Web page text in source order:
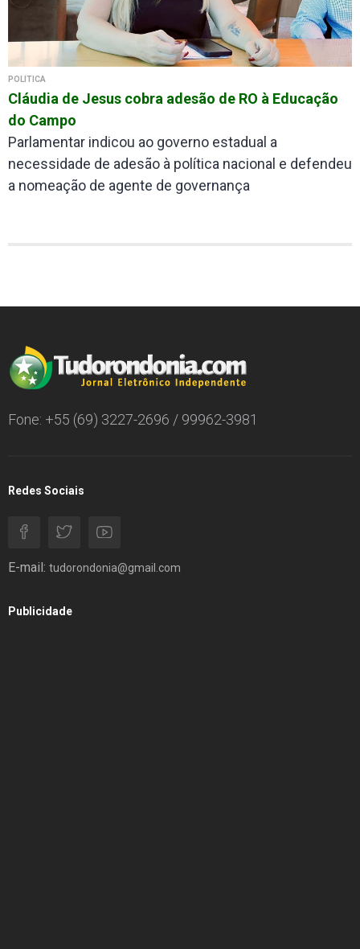
POLÍTICA
Cláudia de Jesus cobra adesão de RO à Educação
do Campo
Parlamentar indicou ao governo estadual a
necessidade de adesão à política nacional e defendeu
a nomeação de agente de governança
Fone: +55 (69) 3227-2696 / 99962-3981
Redes Sociais
E-mail: tudorondonia@gmail.com
Publicidade